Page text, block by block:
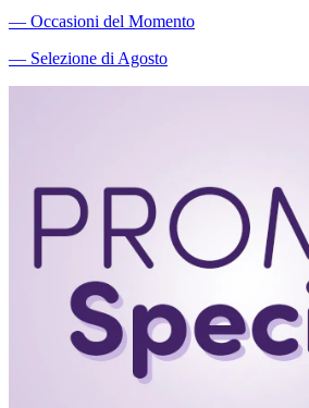
― Occasioni del Momento
― Selezione di Agosto